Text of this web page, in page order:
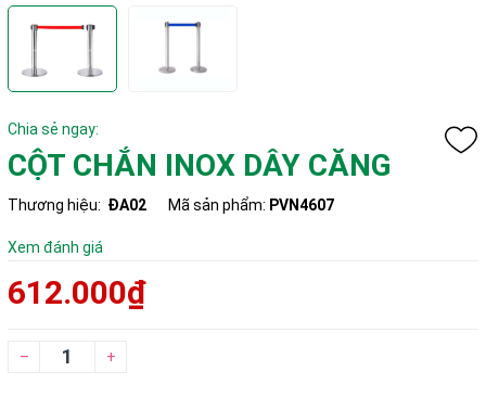
Chia sẻ ngay:
CỘT CHẮN INOX DÂY CĂNG
Thương hiệu: ĐA02 Mã sản phẩm: PVN4607
Xem đánh giá
612.000₫
– +